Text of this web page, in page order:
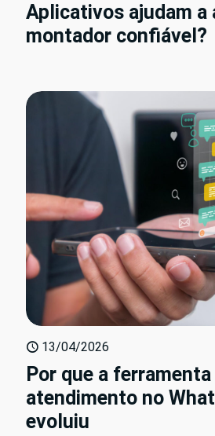
Aplicativos ajudam a
montador confiável?
13/04/2026
Por que a
atendimento no
evoluiu